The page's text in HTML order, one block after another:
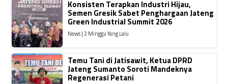
Konsisten Terapkan Industri Hijau,
Semen Gresik Sabet Penghargaan Jateng
Green Industrial Summit 2026
News | 2 Minggu Yang Lalu
Temu Tani di Jatisawit, Ketua DPRD
Jateng Sumanto Soroti Mandeknya
Regenerasi Petani